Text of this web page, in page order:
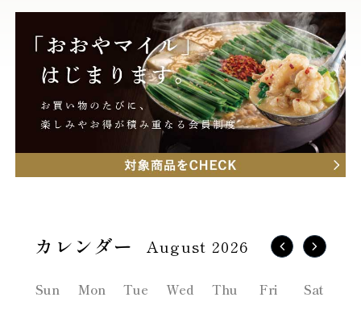
August 2026
Sun Mon Tue Wed Thu Fri Sat